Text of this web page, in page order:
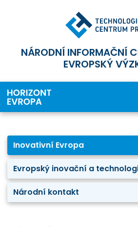
NÁRODNÍ INFORMAČNÍ
EVROPSKÝ
Inovativní Evropa
Evropský inovační a
Národní kontakt